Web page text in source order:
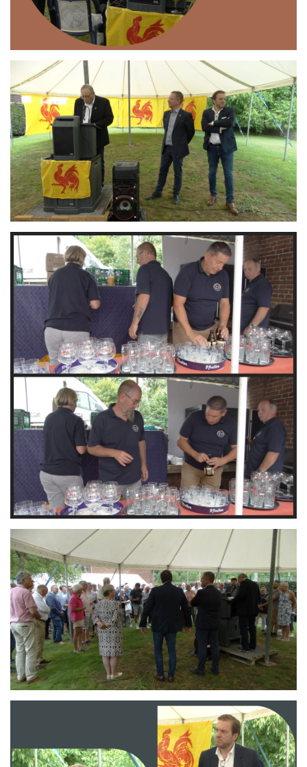
Branding
ARMCHAIR
Branding
ARMCHAIR
Branding
ARMCHAIR